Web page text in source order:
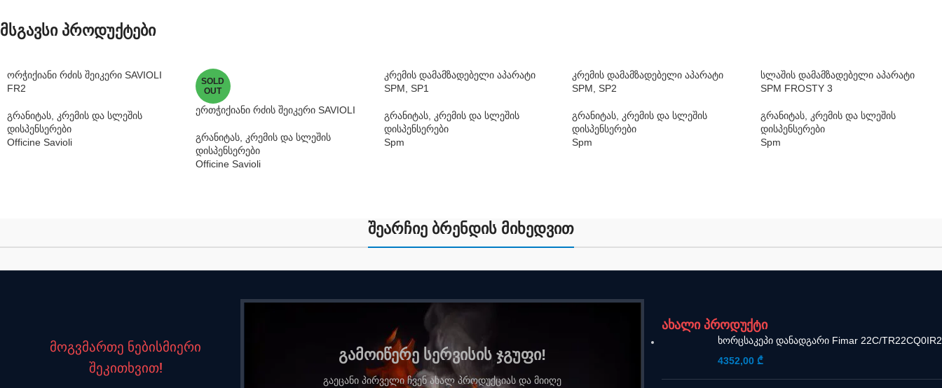
მსგავსი პროდუქტები
ორჭიქიანი რძის შეიკერი SAVIOLI
FR2
გრანიტას, კრემის და სლეშის
დისპენსერები
Officine Savioli
SOLD
OUT
ერთჭიქიანი რძის შეიკერი SAVIOLI
გრანიტას, კრემის და სლეშის
დისპენსერები
Officine Savioli
კრემის დამამზადებელი აპარატი
SPM, SP1
გრანიტას, კრემის და სლეშის
დისპენსერები
Spm
კრემის დამამზადებელი აპარატი
SPM, SP2
გრანიტას, კრემის და სლეშის
დისპენსერები
Spm
სლაშის დამამზადებელი აპარატი
SPM FROSTY 3
გრანიტას, კრემის და სლეშის
დისპენსერები
Spm
შეარჩიე ბრენდის მიხედვით
მოგვმართე ნებისმიერი
შეკითხვით!
გამოიწერე სერვისის ჯგუფი!
გაეცანი პირველი ჩვენ ახალ პროდუქციას და მიიღე
ახალი პროდუქტი
ხორცსაკეპი დანადგარი Fimar 22C/
4352,00 ₾